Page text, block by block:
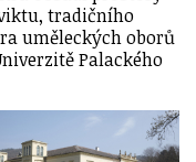
tradičního
uměleckých oborů
Palackého